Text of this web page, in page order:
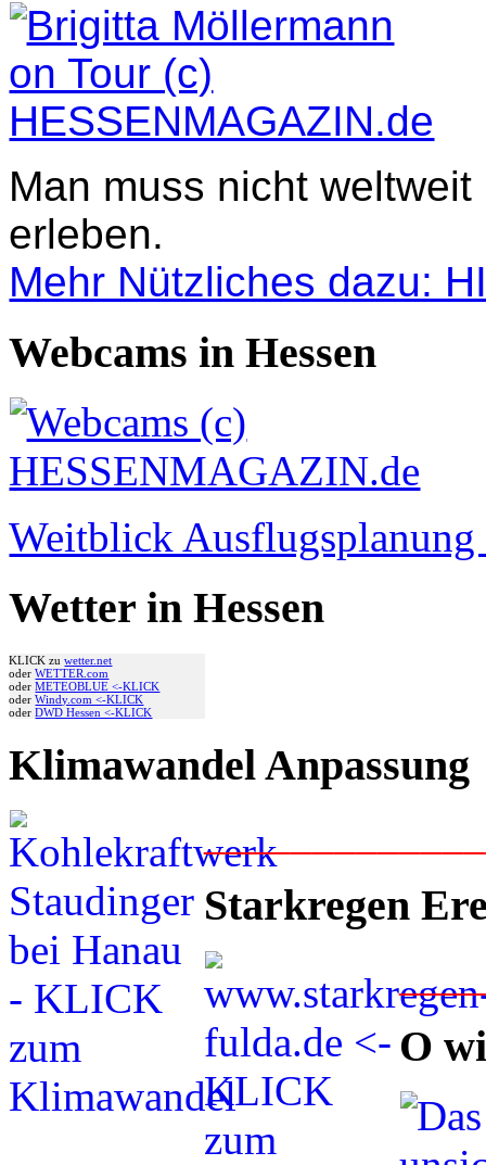
Man muss nicht
erleben.
Mehr Nützliches dazu:
Webcams in Hessen
Weitblick
Wetter in Hessen
KLICK zuwetter.net
oderWETTER.com
oderMETEOBLUE <-KLICK
oderWindy.com <-KLICK
oderDWD Hessen <-KLICK
Klimawandel Anpassung
Starkregen
O